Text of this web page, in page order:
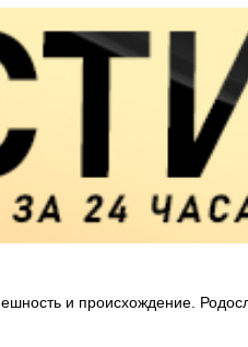
и происхождение.